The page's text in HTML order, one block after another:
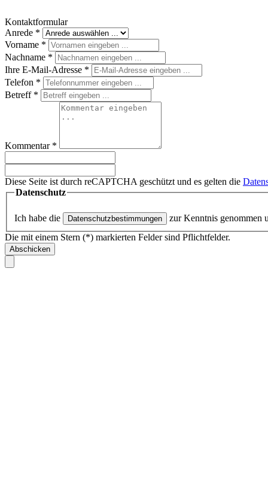
Kontaktformular
Anrede *
Vorname *
Nachname *
Ihre E-Mail-Adresse *
Telefon *
Betreff *
Kommentar *
Diese Seite ist durch reCAPTCHA geschützt und es gelten die
Datenschutz
Ich habe die Datenschutzbestimmungen
zur Kenntnis genommen
Die mit einem Stern (*) markierten Felder sind Pflichtfelder.
Abschicken